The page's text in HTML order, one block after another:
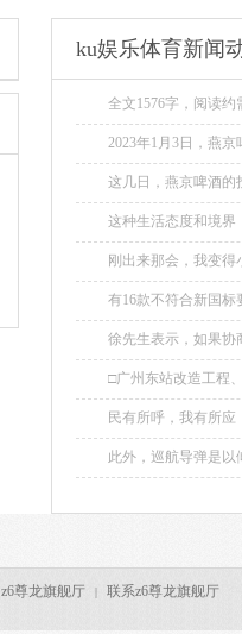
ku娱乐体育新闻
全文1576字，阅读
传网络安全和防范电
2023年1月3日，燕
内啤酒行业近三年增
这几日，燕京啤酒的
这种生活态度和境界
有的？从他们始终活
年我创作的电视剧里
刚出来那会，我变
我后来问过我父母，
了。...
有16款不符合新国
徐先生表示，如果协
□广州东站改造工程
工程仍占据所有项目
民有所呼，我有所
此外，巡航导弹是以
z6尊龙旗舰厅 | 联系z6尊龙旗舰厅